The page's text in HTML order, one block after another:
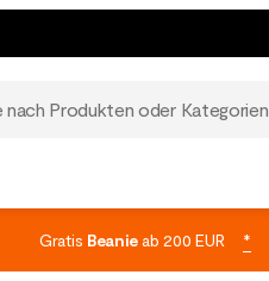
nach Produkten oder Kategorien
Gratis Beanieab 200 EUR *